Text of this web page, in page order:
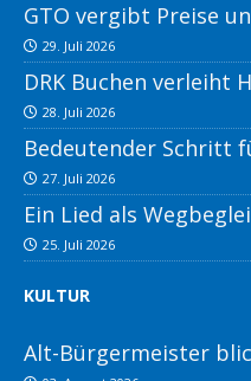
GTO vergibt Preise
29. Juli 2026
DRK Buchen verleiht
28. Juli 2026
Bedeutender Schritt
27. Juli 2026
Ein Lied als
25. Juli 2026
KULTUR
Alt-Bürgermeister